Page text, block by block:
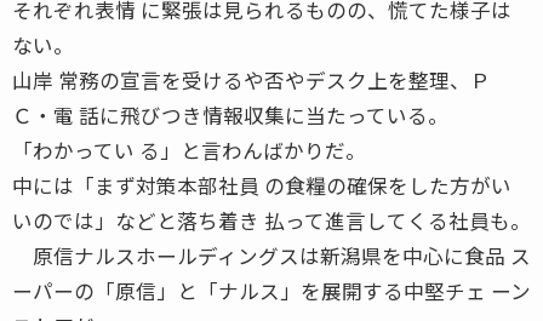
それぞれ表情 に緊張は見られるものの、慌てた様子は
ない。
山岸 常務の宣言を受けるや否やデスク上を整理、Ｐ
Ｃ・電 話に飛びつき情報収集に当たっている。
「わかってい る」と言わんばかりだ。
中には「まず対策本部社員 の食糧の確保をした方がい
いのでは」などと落ち着き 払って進言してくる社員も。
原信ナルスホールディングスは新潟県を中心に食品 ス
ーパーの「原信」と「ナルス」を展開する中堅チェ ーン